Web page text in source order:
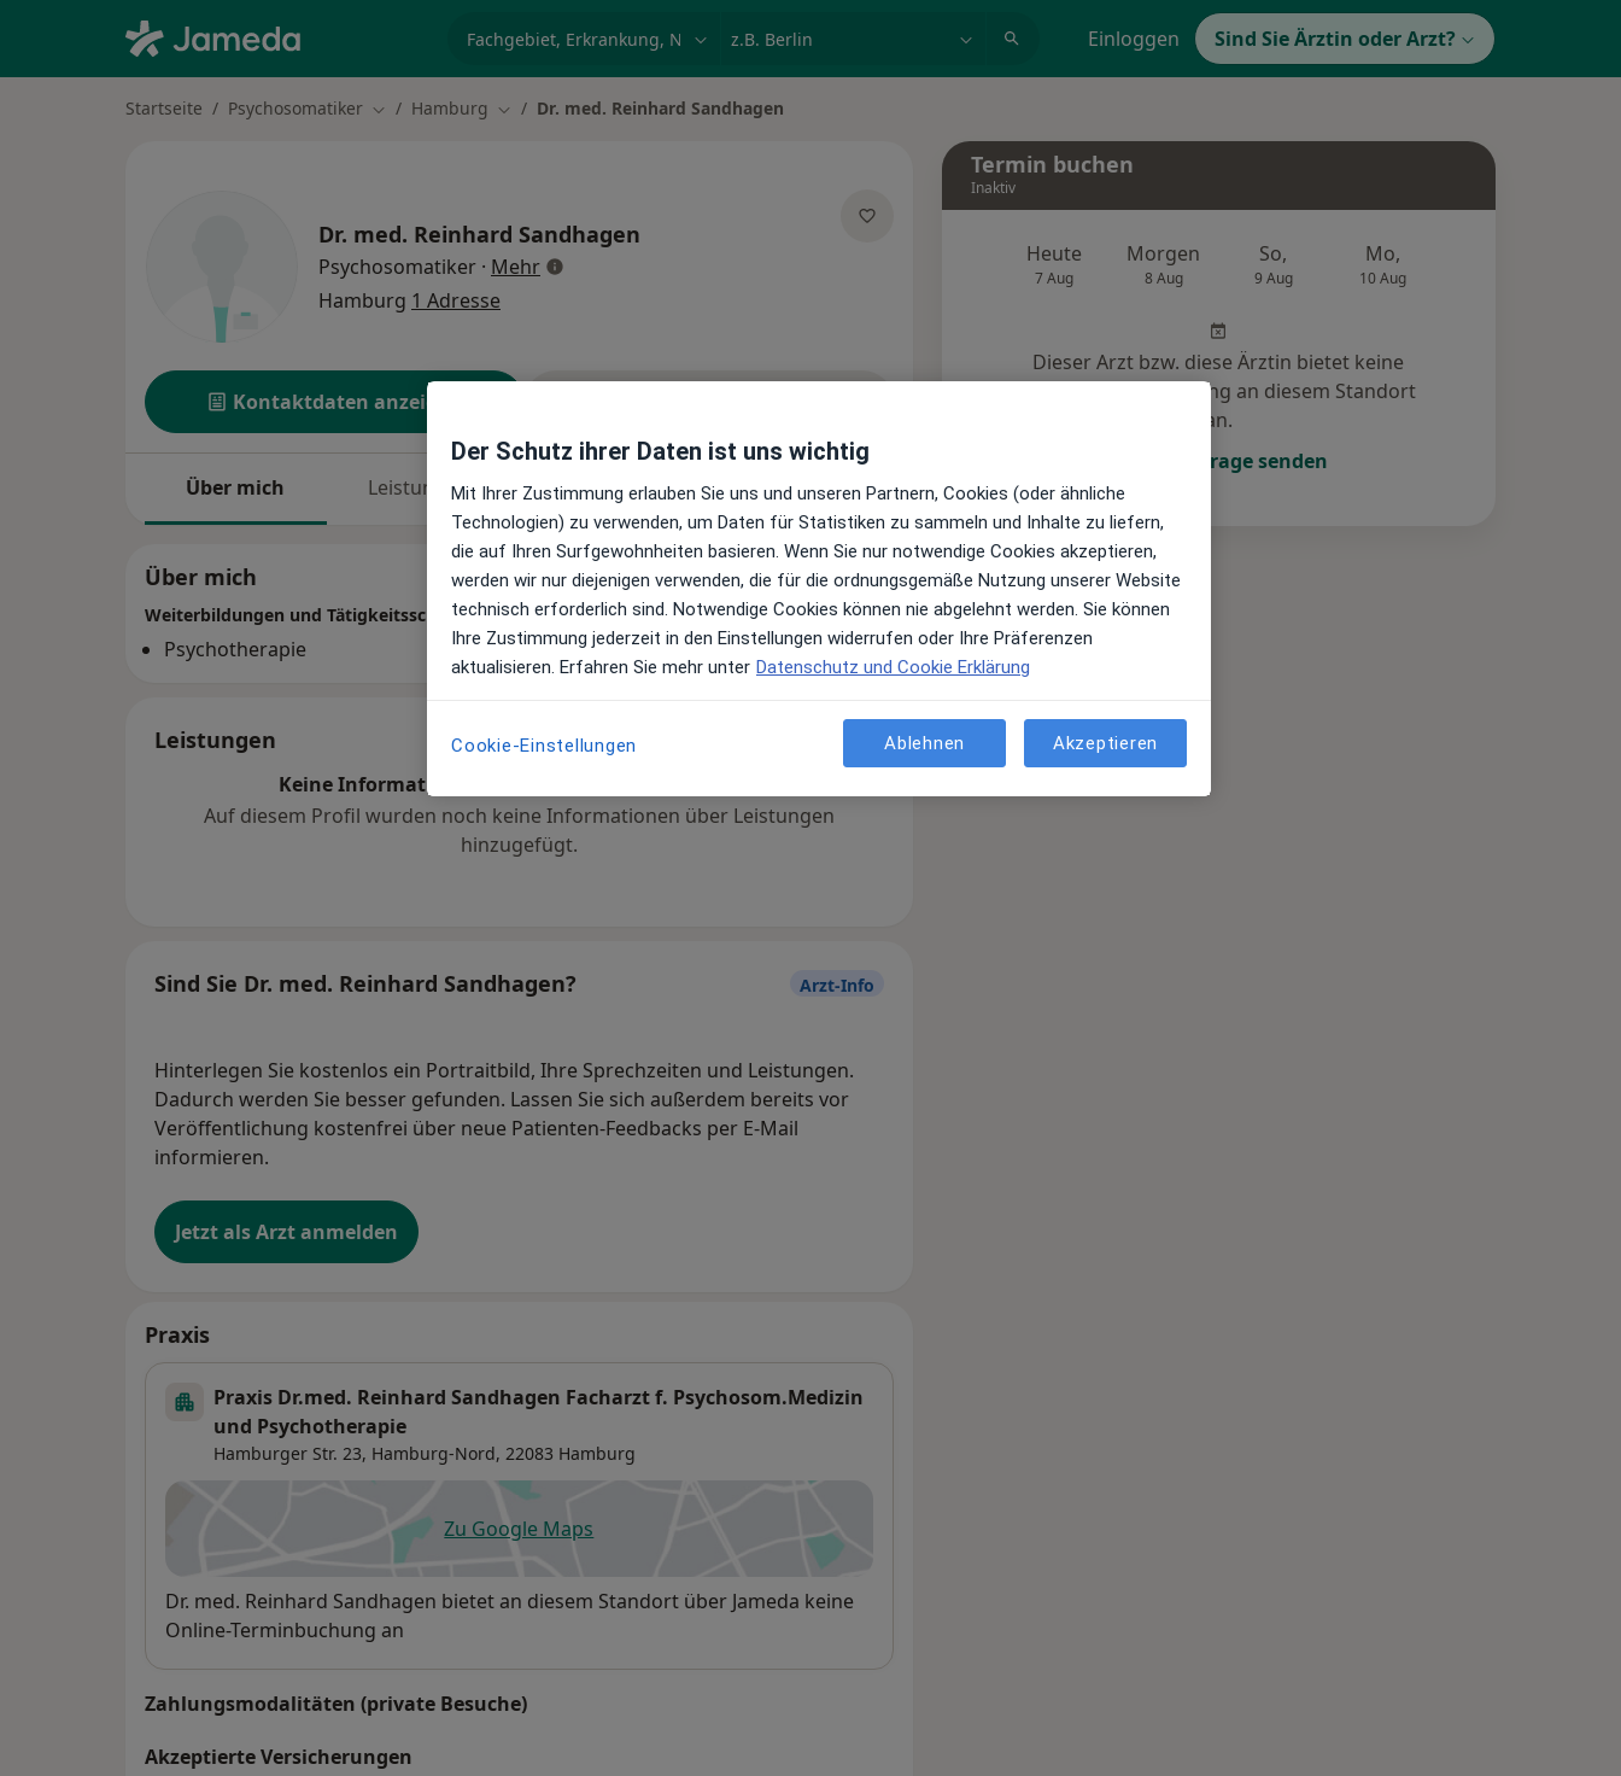
Einloggen Sind Sie Ärztin oder Arzt?
Startseite Psychosomatiker Stadt ändern
Hamburg Stadt ändern
Dr. med. Reinhard Sandhagen
Dr. med. Reinhard Sandhagen
Psychosomatiker · Mehrüber Spezialisierungen
Hamburg 1 Adresse
Kontaktdaten anzeigen
Über mich Leistungen Standorte Bewertungen
Über mich
Weiterbildungen und Tätigkeitsschwerpunkte
Psychotherapie
Leistungen
Keine Informationen über Leistungen und Kosten
Auf diesem Profil wurden noch keine Informationen über Leistungen
hinzugefügt.
Sind Sie Dr. med. Reinhard Sandhagen? Arzt-Info
Hinterlegen Sie kostenlos ein Portraitbild, Ihre Sprechzeiten und Leistungen.
Dadurch werden Sie besser gefunden. Lassen Sie sich außerdem bereits vor
Veröffentlichung kostenfrei über neue Patienten-Feedbacks per E-Mail
informieren.
Jetzt als Arzt anmelden
Praxis
Praxis Dr.med. Reinhard Sandhagen Facharzt f. Psychosom.Medizin
und Psychotherapie
Hamburger Str. 23, Hamburg-Nord, 22083 Hamburg
Zu Google Mapsöffnet in einer neuen Registerkarte
Verfügbarkeit
Dr. med. Reinhard Sandhagen bietet an diesem Standort über Jameda keine
Online-Terminbuchung an
Zahlungsmodalitäten (private Besuche)
Akzeptierte Versicherungen
Termin buchen
Inaktiv
Heute
7 Aug
Morgen
8 Aug
So,
9 Aug
Mo,
10 Aug
Dieser Arzt bzw. diese Ärztin bietet keine
Online-Terminbuchung an diesem Standort
an.
Terminanfrage senden
Der Schutz ihrer Daten ist uns wichtig
Mit Ihrer Zustimmung erlauben Sie uns und unseren Partnern, Cookies (oder ähnliche
Technologien) zu verwenden, um Daten für Statistiken zu sammeln und Inhalte zu liefern,
die auf Ihren Surfgewohnheiten basieren. Wenn Sie nur notwendige Cookies akzeptieren,
werden wir nur diejenigen verwenden, die für die ordnungsgemäße Nutzung unserer Website
technisch erforderlich sind. Notwendige Cookies können nie abgelehnt werden. Sie können
Ihre Zustimmung jederzeit in den Einstellungen widerrufen oder Ihre Präferenzen
aktualisieren. Erfahren Sie mehr unter Datenschutz und Cookie Erklärung
Cookie-Einstellungen Ablehnen Akzeptieren